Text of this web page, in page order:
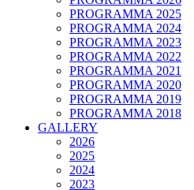
PROGRAMMA 2025
PROGRAMMA 2024
PROGRAMMA 2023
PROGRAMMA 2022
PROGRAMMA 2021
PROGRAMMA 2020
PROGRAMMA 2019
PROGRAMMA 2018
GALLERY
2026
2025
2024
2023